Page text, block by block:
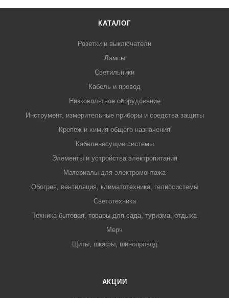
КАТАЛОГ
Розетки и выключатели
Лампы
Светильники
Кабель и провод
Низковольтное оборудование
Инструмент, измерительные приборы и средства защиты
Крепеж и химия общего назначения
Кабеленесущие системы
Элементы и устройства электропитания
Материалы для электромонтажа
Обогрев, вентиляция, климатотехника, гелиосистемы
Светотехника
Техника бытовая, товары для сада, туризма, отдыха
Мерч
Щиты, шкафы, шинопровод
АКЦИИ